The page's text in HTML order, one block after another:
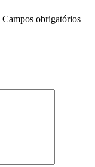
Campos obrigatórios